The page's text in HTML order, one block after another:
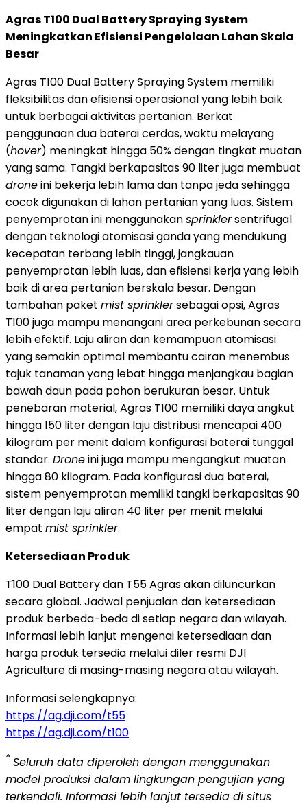
Agras T100 Dual Battery Spraying System
Meningkatkan Efisiensi Pengelolaan Lahan Skala
Besar
Agras T100 Dual Battery Spraying System memiliki
fleksibilitas dan efisiensi operasional yang lebih baik
untuk berbagai aktivitas pertanian. Berkat
penggunaan dua baterai cerdas, waktu melayang
(hover) meningkat hingga 50% dengan tingkat muatan
yang sama. Tangki berkapasitas 90 liter juga membuat
droneini bekerja lebih lama dan tanpa jeda sehingga
cocok digunakan di lahan pertanian yang luas. Sistem
penyemprotan ini menggunakansprinklersentrifugal
dengan teknologi atomisasi ganda yang mendukung
kecepatan terbang lebih tinggi, jangkauan
penyemprotan lebih luas, dan efisiensi kerja yang lebih
baik di area pertanian berskala besar. Dengan
tambahan paket mist sprinklersebagai opsi, Agras
T100 juga mampu menangani area perkebunan secara
lebih efektif. Laju aliran dan kemampuan atomisasi
yang semakin optimal membantu cairan menembus
tajuk tanaman yang lebat hingga menjangkau bagian
bawah daun pada pohon berukuran besar. Untuk
penebaran material, Agras T100 memiliki daya angkut
hingga 150 liter dengan laju distribusi mencapai 400
kilogram per menit dalam konfigurasi baterai tunggal
standar. Droneini juga mampu mengangkut muatan
hingga 80 kilogram. Pada konfigurasi dua baterai,
sistem penyemprotan memiliki tangki berkapasitas 90
liter dengan laju aliran 40 liter per menit melalui
empat mist sprinkler.
Ketersediaan Produk
T100 Dual Battery dan T55 Agras akan diluncurkan
secara global. Jadwal penjualan dan ketersediaan
produk berbeda-beda di setiap negara dan wilayah.
Informasi lebih lanjut mengenai ketersediaan dan
harga produk tersedia melalui diler resmi DJI
Agriculture di masing-masing negara atau wilayah.
Informasi selengkapnya:
https://ag.dji.com/t55
https://ag.dji.com/t100
* Seluruh data diperoleh dengan menggunakan
model produksi dalam lingkungan pengujian yang
terkendali. Informasi lebih lanjut tersedia di situs